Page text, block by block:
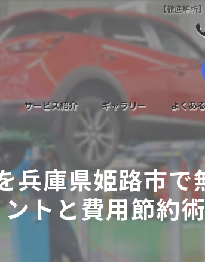
【徹底解
サービス紹介
車検サービス
メンテナンスについて
鈑金塗装・キズヘコミ修理
新車・中古車販売
自動車保険
ギャラリー よくあ
兵庫県姫路市
ントと費用節約